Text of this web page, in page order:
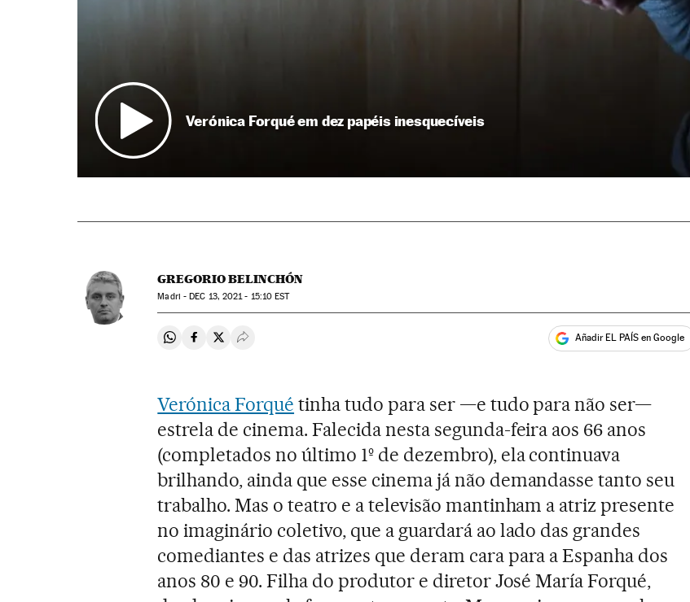
Verónica Forqué em dez papéis inesquecíveis
GREGORIO BELINCHÓN
Madri -DEC 13, 2021 - 15:10 EST
Compartir en Whatsapp
Compartir en Facebook
Compartir en Twitter
Desplegar Redes Sociales Añadir EL PAÍS en Google
Verónica Forqué tinha tudo para ser —e tudo para não ser—
estrela de cinema. Falecida nesta segunda-feira aos 66 anos
(completados no último 1º de dezembro), ela continuava
brilhando, ainda que esse cinema já não demandasse tanto seu
trabalho. Mas o teatro e a televisão mantinham a atriz presente
no imaginário coletivo, que a guardará ao lado das grandes
comediantes e das atrizes que deram cara para a Espanha dos
anos 80 e 90. Filha do produtor e diretor José María Forqué,